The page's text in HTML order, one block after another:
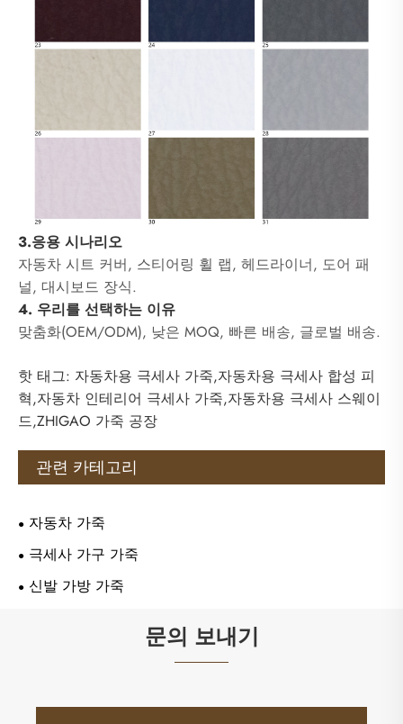
3.응용 시나리오
자동차 시트 커버, 스티어링 휠 랩, 헤드라이너, 도어 패
널, 대시보드 장식.
4. 우리를 선택하는 이유
맞춤화(OEM/ODM), 낮은 MOQ, 빠른 배송, 글로벌 배송.
핫 태그: 자동차용 극세사 가죽,자동차용 극세사 합성 피
혁,자동차 인테리어 극세사 가죽,자동차용 극세사 스웨이
드,ZHIGAO 가죽 공장
관련 카테고리
자동차 가죽
극세사 가구 가죽
신발 가방 가죽
문의 보내기